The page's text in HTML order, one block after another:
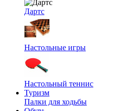
Дартс
Настольные игры
Настольный теннис
Туризм
Палки для ходьбы